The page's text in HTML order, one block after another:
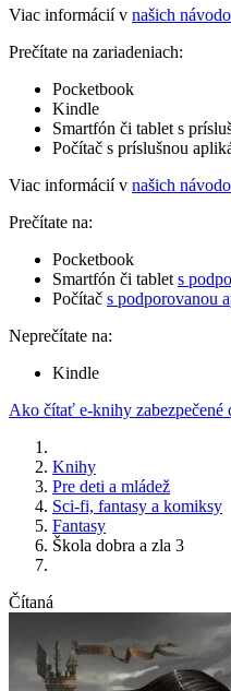
Viac informácií v našich
Prečítate na zariadeniach:
Pocketbook
Kindle
Smartfón či tablet s
Počítač s príslušnou
Viac informácií v našich
Prečítate na:
Pocketbook
Smartfón či tablet s
Počítač s podporovanou
Neprečítate na:
Kindle
Ako čítať e-knihy zabezpečené
Knihy
Pre deti a mládež
Sci-fi, fantasy a komiksy
Fantasy
Škola dobra a zla 3
Čítaná